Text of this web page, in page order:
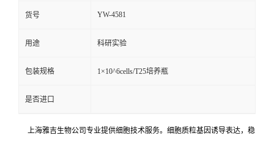
货号 YW-4581
用途 科研实验
包装规格 1×10^6cells/T25培养瓶
是否进口
上海雅吉生物公司专业提供细胞技术服务。细胞质粒基因诱导表达，稳